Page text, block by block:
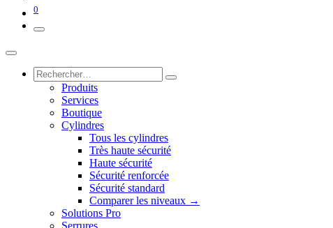
0
Produits
Services
Boutique
Cylindres
Tous les cylindres
Très haute sécurité
Haute sécurité
Sécurité renforcée
Sécurité standard
Comparer les niveaux →
Solutions Pro